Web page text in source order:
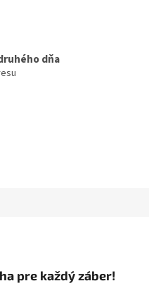
dňa
pre každý záber!